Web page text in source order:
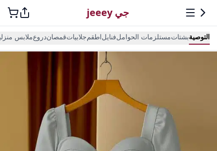
جي jeeey
التوصيةبشتاتمستلزمات الحواملفنايلاطقمجلابياتقمصاندروعملابس